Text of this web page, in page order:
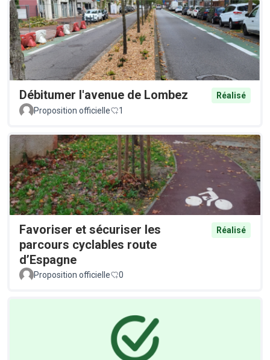
Débitumer l'avenue de Lombez
Réalisé
Proposition officielle
1
Favoriser et sécuriser les
parcours cyclables route
d’Espagne
Réalisé
Proposition officielle 0